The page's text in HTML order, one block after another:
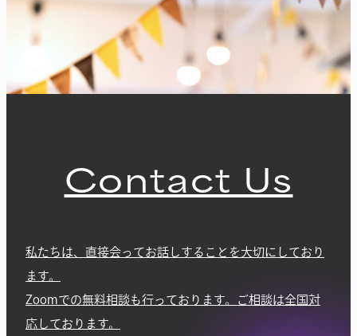
Contact Us
私たちは、直接会ってお話しすることを大切にしており
ます。
Zoomでの無料相談も行っております。ご相談は全国対
応しております。